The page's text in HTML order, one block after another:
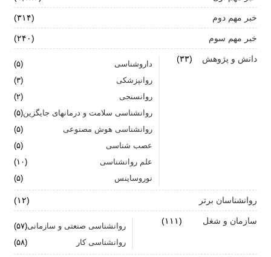
آیا پرخوری و ریزه خواری ارتباطی با استرس دارد؟
اضطراب ناگهانی
جنگ اضطراب با مواد خوراکی
برای بهبود سلامت روان لازم است روزانه از آن مراقبت
خبر مهم دوم (۳۱۴)
خبر مهم سوم (۲۴۰)
دانش و پژوهش (۳۳)
داروشناسی
(۵)
روانپزشکی
(۳)
روانسنجی
(۲)
روانشناسی سلامت و درمانهای جایگزین(۵)
روانشناسی هوش مصنوعی
(۵)
عصب شناسی
(۵)
علم روانشناسی
(۱۰)
نوروساینس
(۵)
روانشناسان برتر (۱۲)
سازمان و شغل (۱۱۱)
روانشناسی صنعتی و سازمانی(۵۷)
روانشناسی کار
(۵۸)